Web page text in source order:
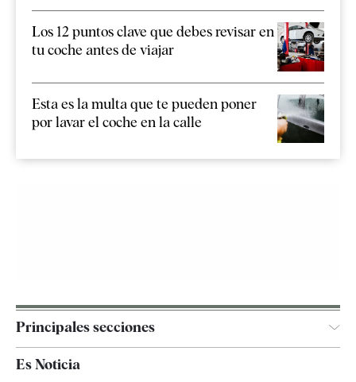
Los 12 puntos clave que debes revisar en
tu coche antes de viajar
Esta es la multa que te pueden poner
por lavar el coche en la calle
Principales secciones
España
Es Noticia